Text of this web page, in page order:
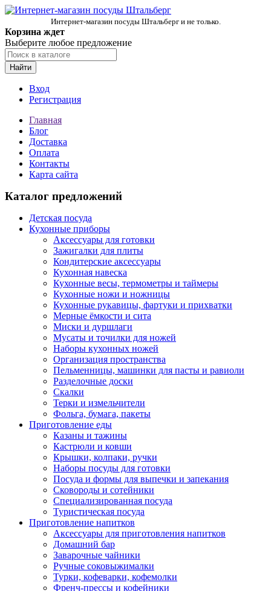
Интернет-магазин посуды Штальберг и не только.
Корзина ждет
Выберите любое предложение
Найти
Вход
Регистрация
Главная
Блог
Доставка
Оплата
Контакты
Карта сайта
Каталог предложений
Детская посуда
Кухонные приборы
Аксессуары для готовки
Зажигалки для плиты
Кондитерские аксессуары
Кухонная навеска
Кухонные весы, термометры и таймеры
Кухонные ножи и ножницы
Кухонные рукавицы, фартуки и прихватки
Мерные ёмкости и сита
Миски и дуршлаги
Мусаты и точилки для ножей
Наборы кухонных ножей
Организация пространства
Пельменницы, машинки для пасты и равиоли
Разделочные доски
Скалки
Терки и измельчители
Фольга, бумага, пакеты
Приготовление еды
Казаны и тажины
Кастрюли и ковши
Крышки, колпаки, ручки
Наборы посуды для готовки
Посуда и формы для выпечки и запекания
Сковороды и сотейники
Специализированная посуда
Туристическая посуда
Приготовление напитков
Аксессуары для приготовления напитков
Домашний бар
Заварочные чайники
Ручные соковыжималки
Турки, кофеварки, кофемолки
Френч-прессы и кофейники